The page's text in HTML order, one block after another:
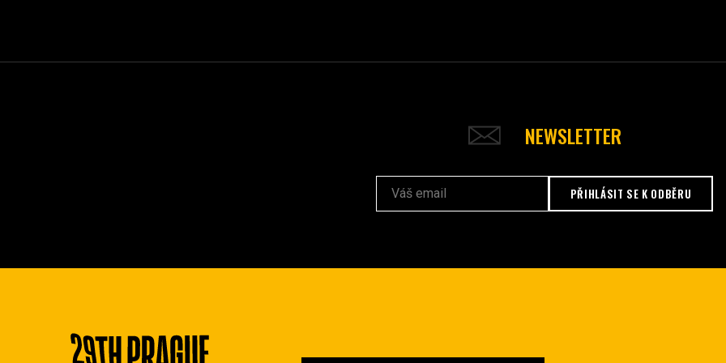
NEWSLETTER
PŘIHLÁSIT SE K ODBĚRU